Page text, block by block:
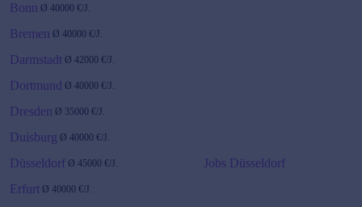
Bonn Ø 40000 €/J.
Bremen Ø 40000 €/J.
Darmstadt Ø 42000 €/J.
Dortmund Ø 40000 €/J.
Dresden Ø 35000 €/J.
Duisburg Ø 40000 €/J.
Düsseldorf Ø 45000 €/J.
Jobs Düsseldorf
Erfurt Ø 40000 €/J.